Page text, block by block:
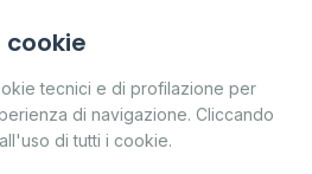
cookie
tecnici e di profilazione per
di navigazione. Cliccando
di tutti i cookie.